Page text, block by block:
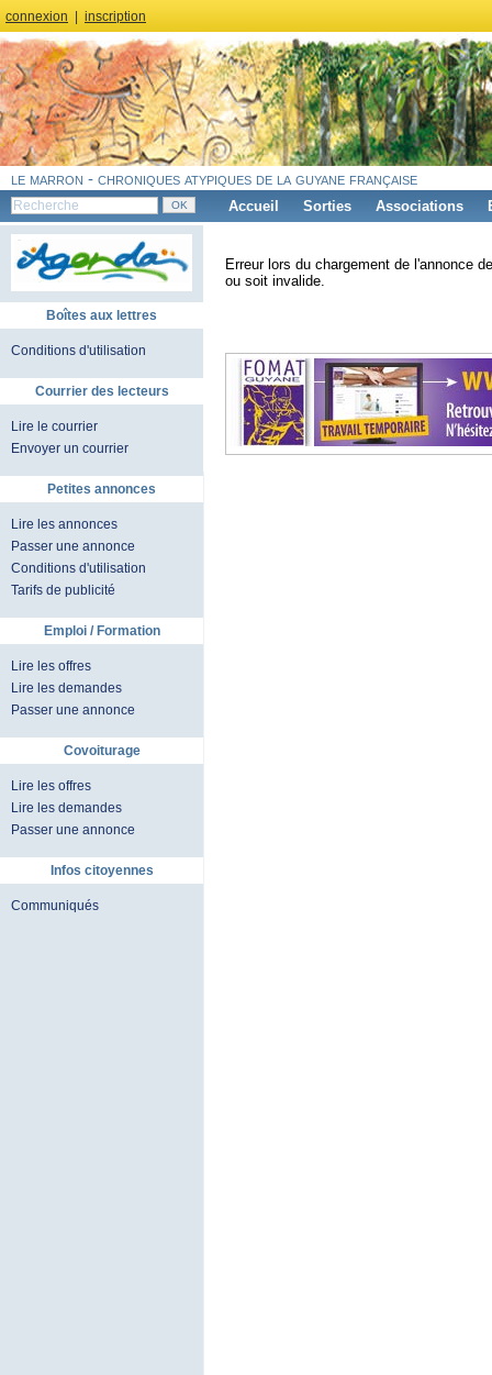
connexion inscription
le marron - chroniques atypiques de la guyane française
Accueil Sorties Associations
Boîtes aux lettres
Conditions d'utilisation
Courrier des lecteurs
Lire le courrier
Envoyer un courrier
Petites annonces
Lire les annonces
Passer une annonce
Conditions d'utilisation
Tarifs de publicité
Emploi / Formation
Lire les offres
Lire les demandes
Passer une annonce
Covoiturage
Lire les offres
Lire les demandes
Passer une annonce
Infos citoyennes
Communiqués
Erreur lors du chargement de l'annonce
ou soit invalide.